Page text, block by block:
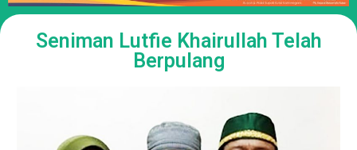
Seniman Lutfie Khairullah Telah
Berpulang